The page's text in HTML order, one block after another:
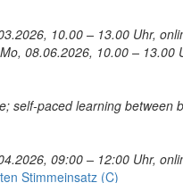
10.00 – 13.00 Uhr,
08.06.2026, 10.00 – 13.00
self-paced learning between
09:00 – 12:00 Uhr,
Stimmeinsatz (C)